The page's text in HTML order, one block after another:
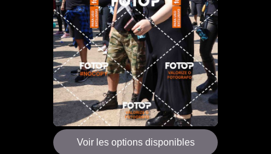
Voir les options disponibles